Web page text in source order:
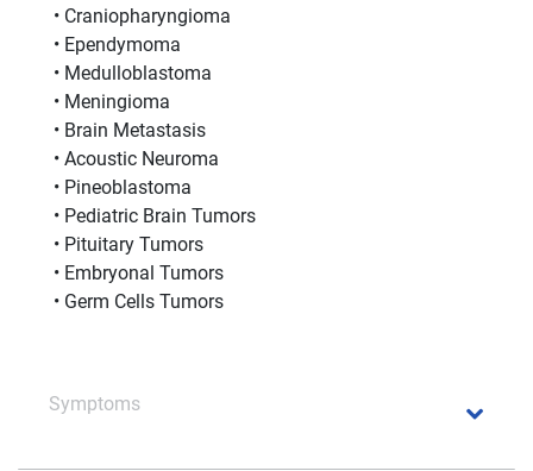
• Craniopharyngioma
• Ependymoma
• Medulloblastoma
• Meningioma
• Brain Metastasis
• Acoustic Neuroma
• Pineoblastoma
• Pediatric Brain Tumors
• Pituitary Tumors
• Embryonal Tumors
• Germ Cells Tumors
Symptoms